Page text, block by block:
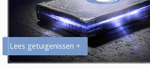
Lees getuigenissen +